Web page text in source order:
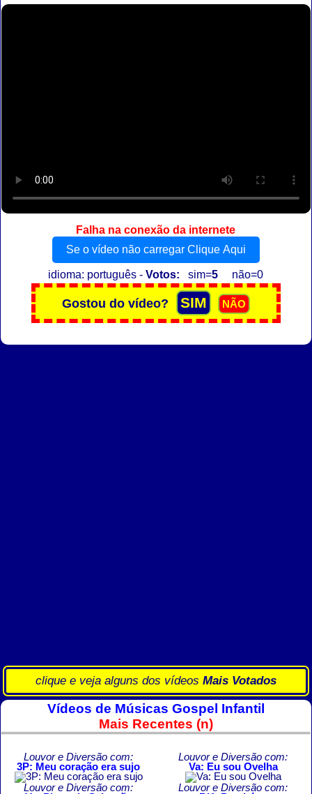
Falha na conexão da internete
Se o vídeo não carregar Clique Aqui
idioma: português -Votos: sim=5 não=0
clique e veja alguns dos vídeos Mais Votados
Vídeos de Músicas Gospel Infantil
Mais Recentes (n)
Louvor e Diversão com:
3P: Meu coração era sujo
Louvor e Diversão com:
Va: Eu sou Ovelha
Louvor e Diversão com:
Louvor e Diversão com: